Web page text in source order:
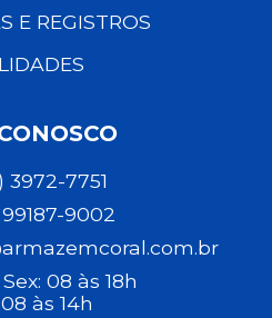
E REGISTROS
3972-7751
99187-9002
08 às 18h
às 14h